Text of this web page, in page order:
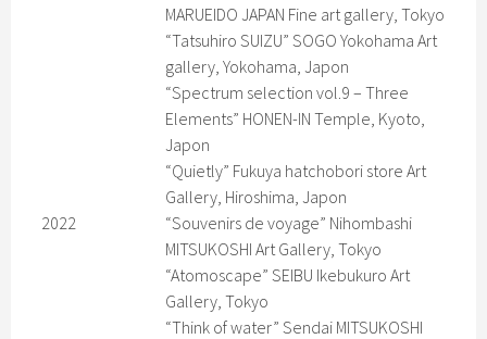
MARUEIDO JAPAN Fine art gallery, Tokyo
“Tatsuhiro SUIZU” SOGO Yokohama Art
gallery, Yokohama, Japon
“Spectrum selection vol.9 – Three
Elements” HONEN-IN Temple, Kyoto,
Japon
“Quietly” Fukuya hatchobori store Art
Gallery, Hiroshima, Japon
2022
“Souvenirs de voyage” Nihombashi
MITSUKOSHI Art Gallery, Tokyo
“Atomoscape” SEIBU Ikebukuro Art
Gallery, Tokyo
“Think of water” Sendai MITSUKOSHI